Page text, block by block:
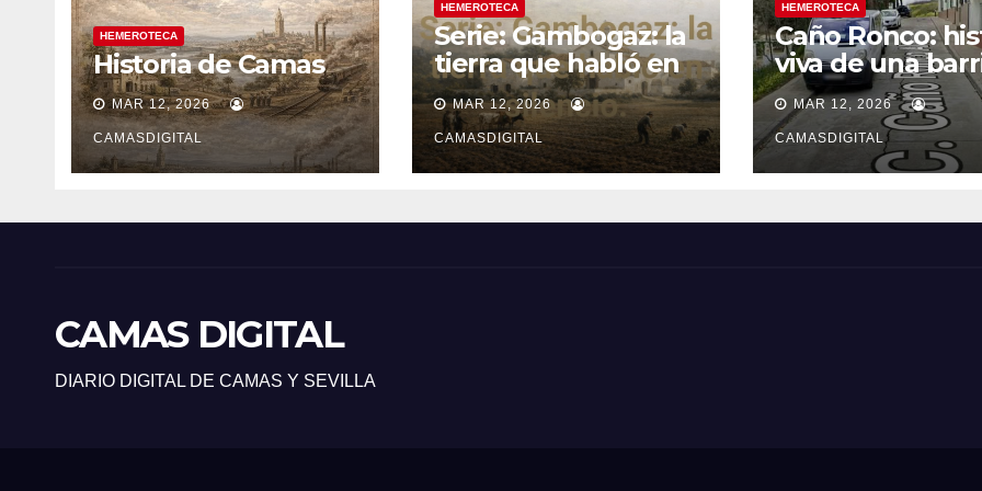
HEMEROTECA
Historia de Camas
MAR 12, 2026
CAMASDIGITAL
HEMEROTECA
Serie: Gambogaz: la
tierra que habló en
silencio.
MAR 12, 2026
CAMASDIGITAL
HEMEROTECA
Caño Ronco:
viva de una
popular de
MAR 12, 2026
CAMASDIGITAL
CAMAS DIGITAL
DIARIO DIGITAL DE CAMAS Y SEVILLA